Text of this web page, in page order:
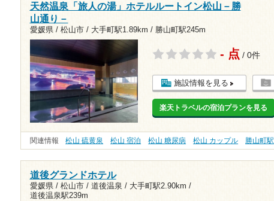
天然温泉「旅人の湯」ホテルルートイン松山－勝
山通り－
愛媛県 / 松山市 / 大手町駅1.89km / 勝山町駅245m
- 点 / 0件
施設情報を見る
楽天トラベルの宿泊プランを見る
関連情報 松山 硫黄泉 松山 宿泊 松山 糖尿病 松山 カップル 勝山町駅
道後グランドホテル
愛媛県 / 松山市 / 道後温泉 / 大手町駅2.90km /
道後温泉駅239m